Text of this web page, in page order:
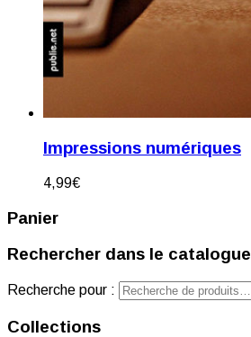
Impressions numériques
4,99€
Panier
Rechercher dans le catalogue
Recherche pour :
Collections